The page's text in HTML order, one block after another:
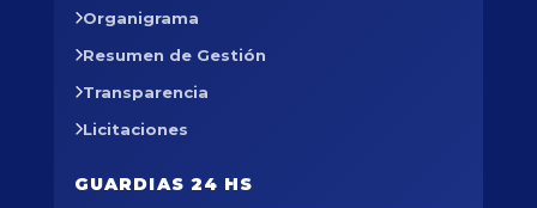
Organigrama
Resumen de Gestión
Transparencia
Licitaciones
GUARDIAS 24 HS